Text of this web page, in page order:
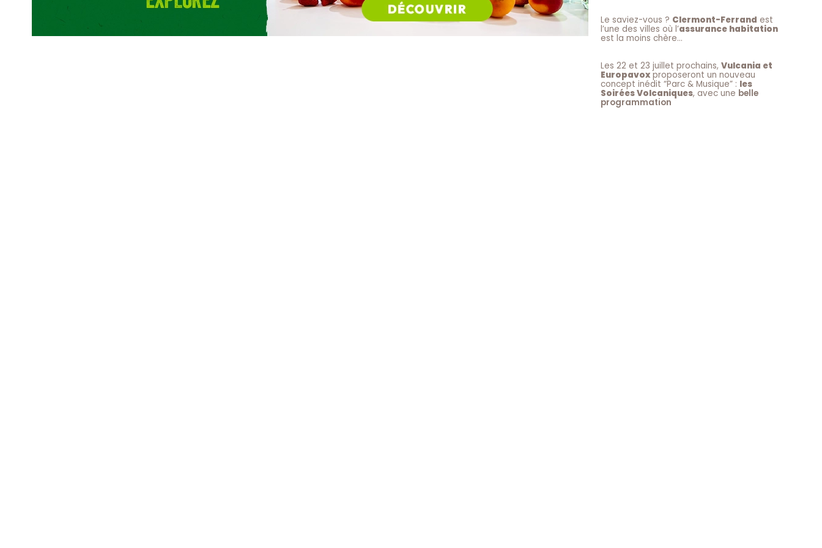
Le saviez-vous ? Clermont-Ferrand est
l’une des villes où l’assurance habitation
est la moins chère…
Les 22 et 23 juillet prochains, Vulcania et
Europavox proposeront un nouveau
concept inédit “Parc & Musique” : les
Soirées Volcaniques, avec une belle
programmation